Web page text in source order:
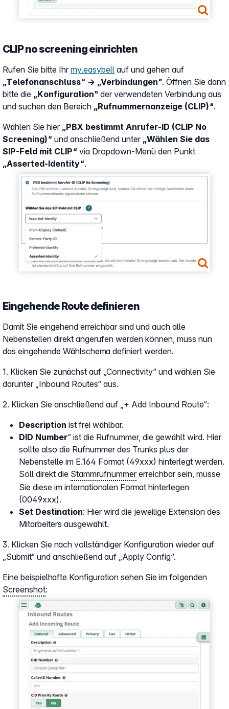
CLIP no screening einrichten
Show larger version
Rufen Sie bitte Ihr my.easybell auf und gehen auf
„Telefonanschluss“ → „Verbindungen”. Öffnen Sie dann
bitte die „Konfiguration‟ der verwendeten Verbindung aus
und suchen den Bereich „Rufnummernanzeige (CLIP)“.
Wählen Sie hier „PBX bestimmt Anrufer-ID (CLIP No
Screening)“ und anschließend unter „Wählen Sie das
SIP-Feld mit CLIP“ via Dropdown-Menü den Punkt
„Asserted-Identity“.
Eingehende Route definieren
Damit Sie eingehend erreichbar sind und auch alle
Nebenstellen direkt angerufen werden können, muss nun
das eingehende Wählschema definiert werden.
1. Klicken Sie zunächst auf „Connectivity“ und wählen Sie
darunter „Inbound Routes“ aus.
2. Klicken Sie anschließend auf „+ Add Inbound Route“:
Description ist frei wählbar.
DID Number“ ist die Rufnummer, die gewählt wird. Hier
sollte also die Rufnummer des Trunks plus der
Nebenstelle im E.164 Format (49xxx) hinterlegt werden.
Soll direkt die Stammrufnummer erreichbar sein, müsse
Sie diese im internationalen Format hinterlegen
(0049xxx).
Set Destination: Hier wird die jeweilige Extension des
Mitarbeiters ausgewählt.
3. Klicken Sie nach vollständiger Konfiguration wieder auf
„Submit“ und anschließend auf „Apply Config“.
Eine beispielhafte Konfiguration sehen Sie im folgenden
Screenshot:
Show larger version